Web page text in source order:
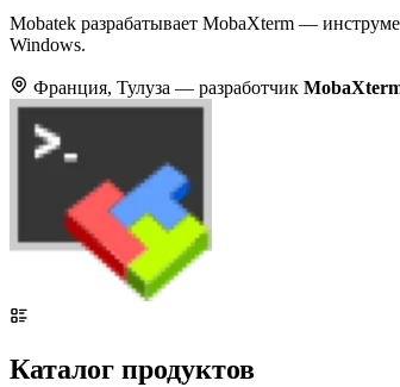
Mobatek разрабатывает MobaXterm —
Windows.
Франция, Тулуза — разработчик
Каталог продуктов